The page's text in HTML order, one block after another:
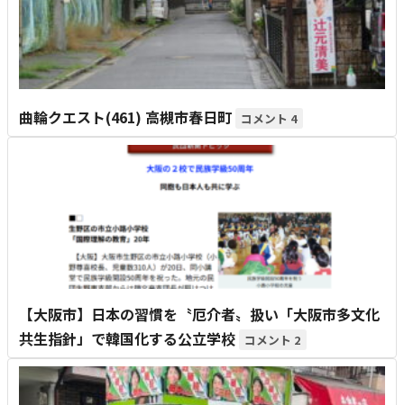
曲輪クエスト(461) 高槻市春日町 4
【大阪市】日本の習慣を〝厄介者〟扱い「大阪市多文化
共生指針」で韓国化する公立学校
2